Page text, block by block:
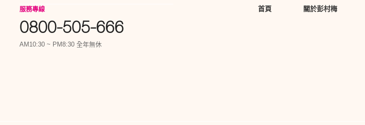
首頁 關於彭村梅
服務專線
0800-505-666
AM10:30 ~ PM8:30 全年無休